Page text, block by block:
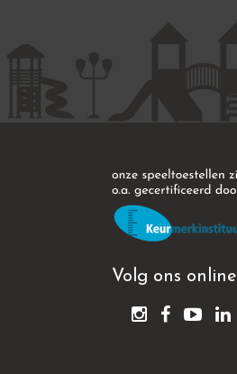
Volg ons online